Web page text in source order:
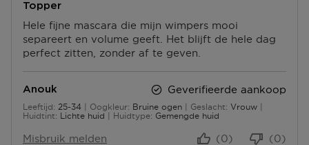
Topper
Hele fijne mascara die mijn wimpers mooi
separeert en volume geeft. Het blijft de hele dag
perfect zitten, zonder af te geven.
Anouk
Leeftijd
25 tot 3425-34 Oogkleur Bruine ogen Geslacht
Vrouw
Huidtint
Lichte huid Huidtype Gemengde huid
Geverifieerde aankoop
Misbruik melden (0)
(0)